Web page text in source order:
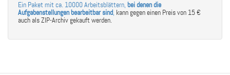
Ein Paket mit ca. 10000 Arbeitsblättern, bei denen die
Aufgabenstellungen bearbeitbar sind, kann gegen einen Preis von 15 €
auch als ZIP-Archiv gekauft werden.